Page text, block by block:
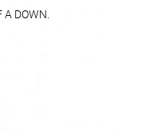
DOWN.